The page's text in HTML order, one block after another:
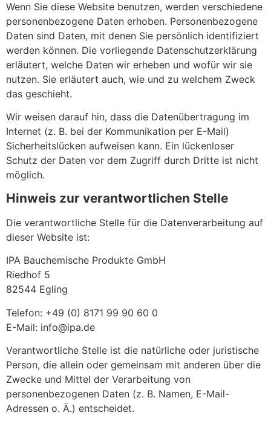
Wenn Sie diese Website benutzen, werden verschiedene
personenbezogene Daten erhoben. Personenbezogene
Daten sind Daten, mit denen Sie persönlich identifiziert
werden können. Die vorliegende Datenschutzerklärung
erläutert, welche Daten wir erheben und wofür wir sie
nutzen. Sie erläutert auch, wie und zu welchem Zweck
das geschieht.
Wir weisen darauf hin, dass die Datenübertragung im
Internet (z. B. bei der Kommunikation per E-Mail)
Sicherheitslücken aufweisen kann. Ein lückenloser
Schutz der Daten vor dem Zugriff durch Dritte ist nicht
möglich.
Hinweis zur verantwortlichen Stelle
Die verantwortliche Stelle für die Datenverarbeitung auf
dieser Website ist:
IPA Bauchemische Produkte GmbH
Riedhof 5
82544 Egling
Telefon: +49 (0) 8171 99 90 60 0
E-Mail: info@ipa.de
Verantwortliche Stelle ist die natürliche oder juristische
Person, die allein oder gemeinsam mit anderen über die
Zwecke und Mittel der Verarbeitung von
personenbezogenen Daten (z. B. Namen, E-Mail-
Adressen o. Ä.) entscheidet.